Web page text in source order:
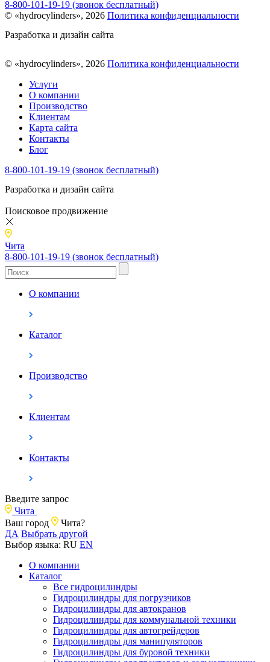
8-800-101-19-19 (звонок бесплатный)
© «hydrocylinders», 2026 Политика конфиденциальности
Разработка и дизайн сайта
© «hydrocylinders», 2026 Политика конфиденциальности
Услуги
О компании
Производство
Клиентам
Карта сайта
Контакты
Блог
8-800-101-19-19 (звонок бесплатный)
Разработка и дизайн сайта
Поисковое продвижение
Чита
8-800-101-19-19 (звонок бесплатный)
О компании
Каталог
Производство
Клиентам
Контакты
Введите запрос
Чита
Ваш город
Чита?
ДА Выбрать другой
Выбор языка: RU EN
О компании
Каталог
Все гидроцилиндры
Гидроцилиндры для погрузчиков
Гидроцилиндры для автокранов
Гидроцилиндры для коммунальной техники
Гидроцилиндры для автогрейдеров
Гидроцилиндры для манипуляторов
Гидроцилиндры для буровой техники